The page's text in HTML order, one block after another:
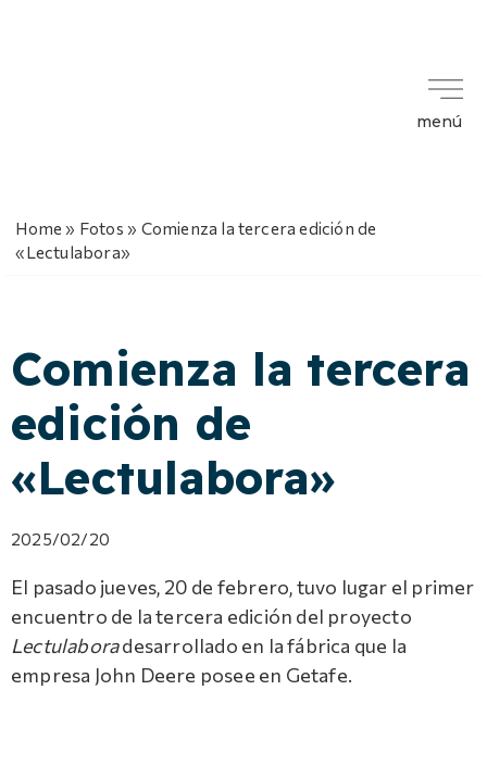
menú
Home » Fotos » Comienza la tercera edición de
«Lectulabora»
Comienza la tercera
edición de
«Lectulabora»
2025/02/20
El pasado jueves, 20 de febrero, tuvo lugar el primer
encuentro de la tercera edición del proyecto
Lectulaboradesarrollado en la fábrica que la
empresa John Deere posee en Getafe.